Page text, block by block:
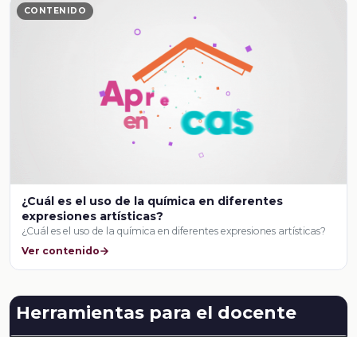
CONTENIDO
¿Cuál es el uso de la química en diferentes
expresiones artísticas?
¿Cuál es el uso de la química en diferentes expresiones artísticas?
Ver contenido
Herramientas para el docente